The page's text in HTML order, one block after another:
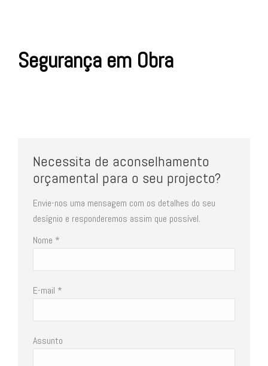
Segurança em Obra
Necessita de aconselhamento
orçamental para o seu projecto?
Envie-nos uma mensagem com os detalhes do seu
desígnio e responderemos assim que possível.
Nome *
E-mail *
Assunto